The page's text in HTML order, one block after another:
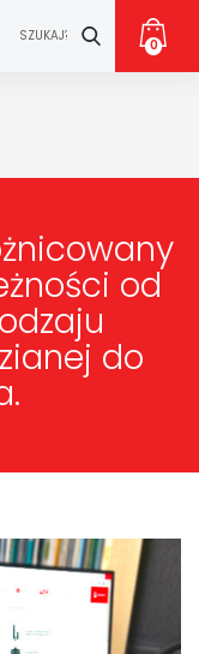
0
od
do